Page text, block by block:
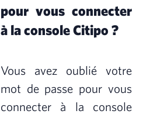
pour vous connecter
à la console Citipo ?
Vous avez oublié votre
mot de passe pour vous
connecter à la console